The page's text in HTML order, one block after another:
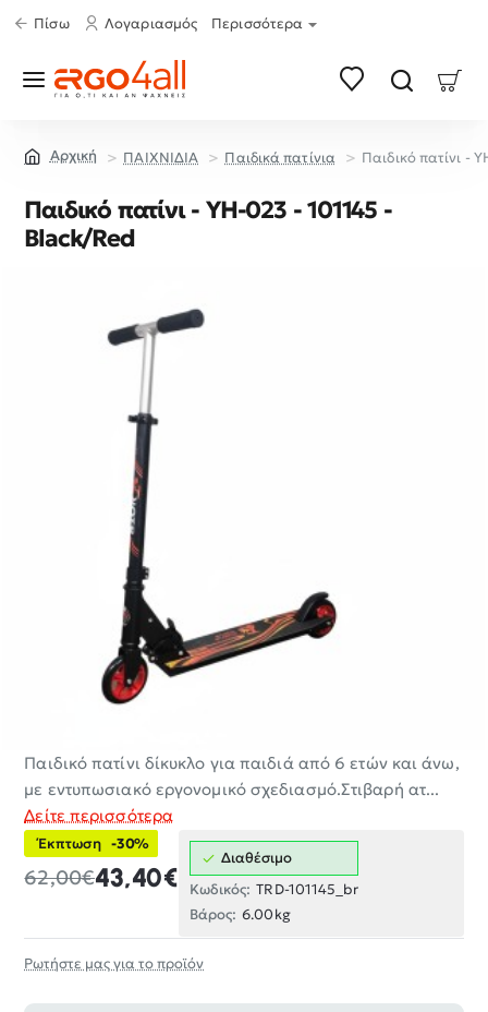
Πίσω Λογαριασμός Περισσότερα
ΠΑΙΧΝΙΔΙΑ Παιδικά πατίνια Παιδικό πατίνι -
Παιδικό πατίνι - YH-023 - 101145 -
Black/Red
-30%
Παιδικό πατίνι δίκυκλο για παιδιά από 6 ετών και άνω,
με εντυπωσιακό εργονομικό σχεδιασμό.Στιβαρή ατ...
Δείτε περισσότερα
Έκπτωση -30%
43,40€
62,00€
Διαθέσιμο
Κωδικός: TRD-101145_br
Βάρος: 6.00kg
Ρωτήστε μας για το προϊόν